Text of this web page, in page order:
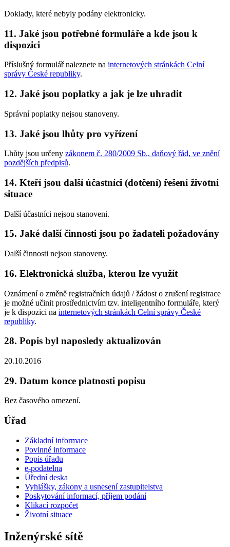
Doklady, které nebyly podány elektronicky.
11. Jaké jsou potřebné formuláře a kde jsou k
dispozici
Příslušný formulář naleznete na internetových stránkách Celní
správy České republiky.
12. Jaké jsou poplatky a jak je lze uhradit
Správní poplatky nejsou stanoveny.
13. Jaké jsou lhůty pro vyřízení
Lhůty jsou určeny zákonem č. 280/2009 Sb., daňový řád, ve znění
pozdějších předpisů.
14. Kteří jsou další účastníci (dotčení) řešení životní
situace
Další účastníci nejsou stanoveni.
15. Jaké další činnosti jsou po žadateli požadovány
Další činnosti nejsou stanoveny.
16. Elektronická služba, kterou lze využít
Oznámení o změně registračních údajů / žádost o zrušení registrace
je možné učinit prostřednictvím tzv. inteligentního formuláře, který
je k dispozici na internetových stránkách Celní správy České
republiky.
28. Popis byl naposledy aktualizován
20.10.2016
29. Datum konce platnosti popisu
Bez časového omezení.
Úřad
Základní informace
Povinné informace
Popis úřadu
e-podatelna
Úřední deska
Vyhlášky, zákony a usnesení zastupitelstva
Poskytování informací, příjem podání
Klikací rozpočet
Životní situace
Inženýrské sítě